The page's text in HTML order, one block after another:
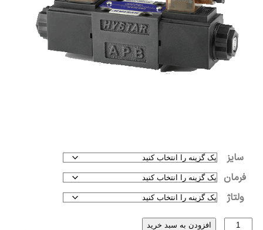
سایز
فرمان
ولتاژ
افزودن به سبد خرید